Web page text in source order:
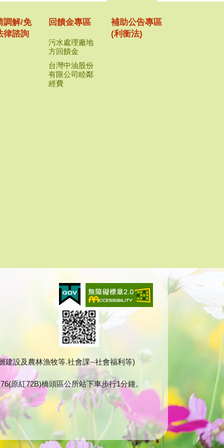
調解/免
律諮詢
回饋金專區
污水處理廠地
方回饋金
台灣中油股份
有限公司睦鄰
經費
補助公告專區
(利衝法)
建設及農林漁牧等.社會課--社會福利等)
原紅72B)橋頭區公所站下車步行1分鐘。 高